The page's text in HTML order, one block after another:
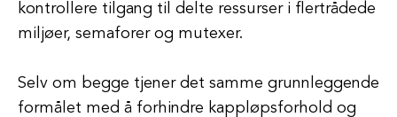
kontrollere tilgang til delte ressurser i flertrådede
miljøer, semaforer og mutexer.
Selv om begge tjener det samme grunnleggende
formålet med å forhindre kappløpsforhold og